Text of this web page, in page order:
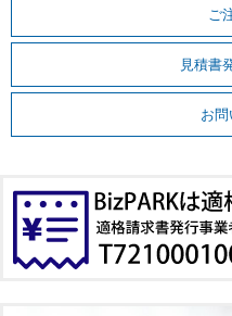
ご
見積書
お